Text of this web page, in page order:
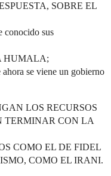
SOBRE EL
conocido sus
HUMALA;
se viene un gobierno
LOS RECURSOS
TERMINAR CON LA
COMO EL DE FIDEL
COMO EL IRANI.